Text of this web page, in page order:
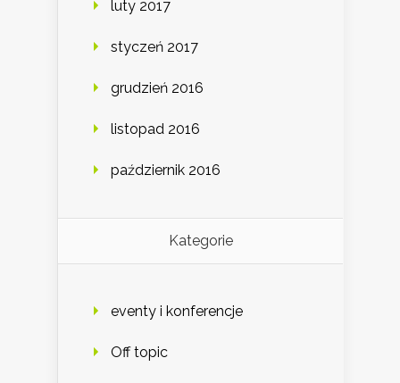
luty 2017
styczeń 2017
grudzień 2016
listopad 2016
październik 2016
Kategorie
eventy i konferencje
Off topic